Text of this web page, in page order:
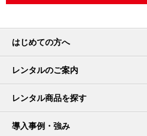
はじめての方へ
レンタルのご案内
レンタル商品を探す
導入事例・強み